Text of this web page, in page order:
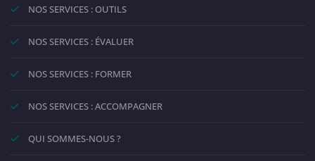
NOS SERVICES : OUTILS
NOS SERVICES : ÉVALUER
NOS SERVICES : FORMER
NOS SERVICES : ACCOMPAGNER
QUI SOMMES-NOUS ?